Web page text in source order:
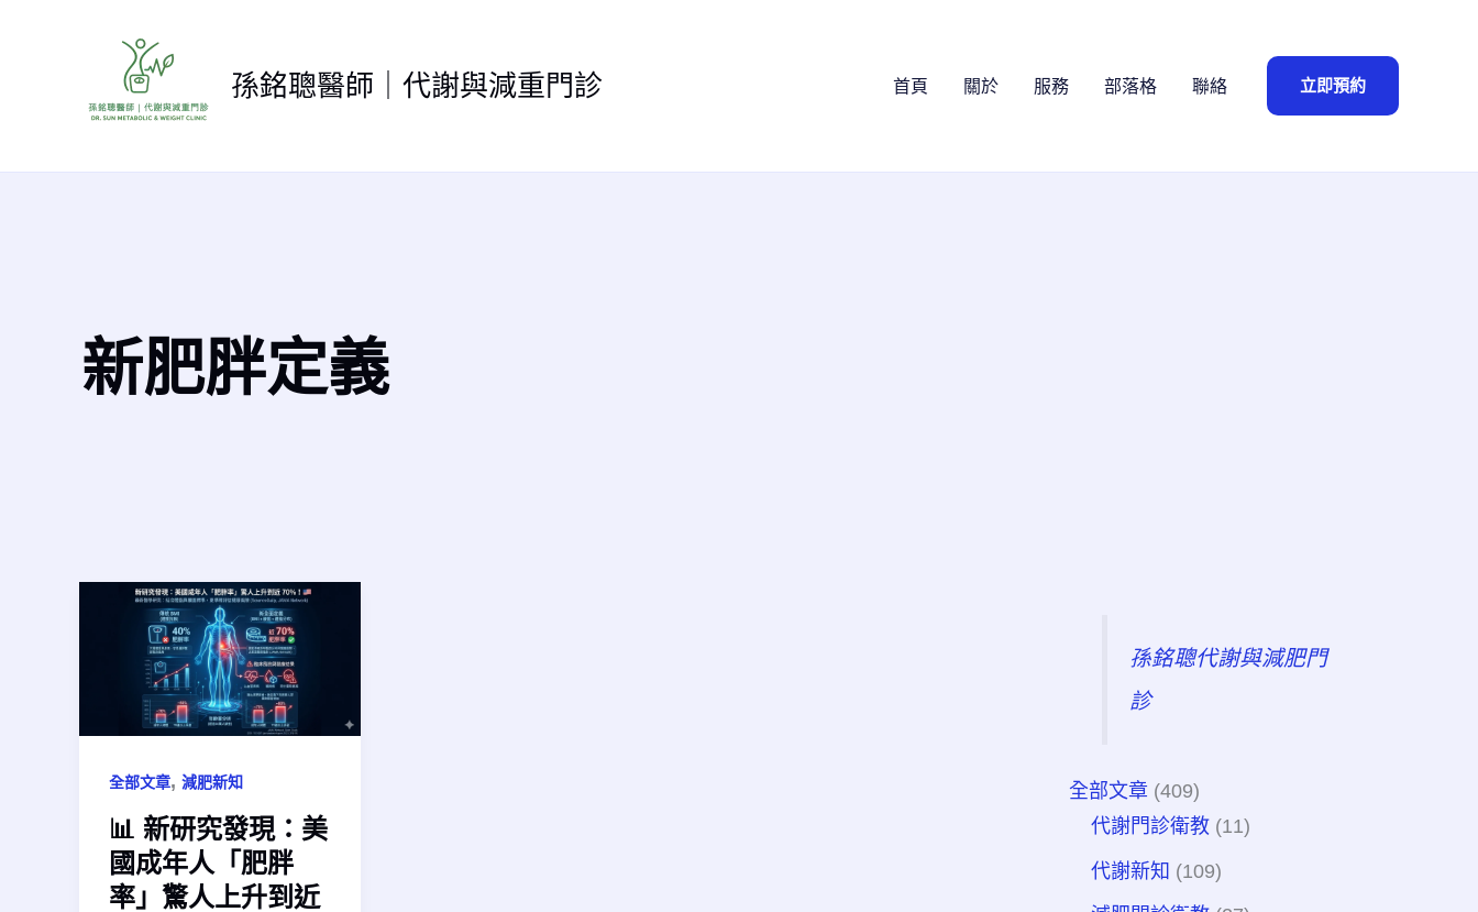
容
孫銘聰醫師｜代謝與減重門診 首頁 關於 服務 部落格 聯絡 立即預約
新肥胖定義
全部文章, 減肥新知
📊 新研究發現：美
國成年人「肥胖
率」驚人上升到近
孫銘聰代謝與減肥門
診
全部文章 (409)
代謝門診衛教 (11)
代謝新知 (109)